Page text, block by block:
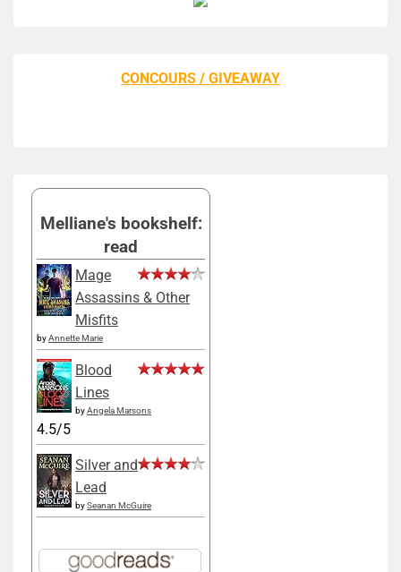
CONCOURS / GIVEAWAY
Melliane's bookshelf:
read
Mage
Assassins & Other
Misfits
byAnnette Marie
Blood
Lines
byAngela Marsons
4.5/5
Silver and
Lead
bySeanan McGuire